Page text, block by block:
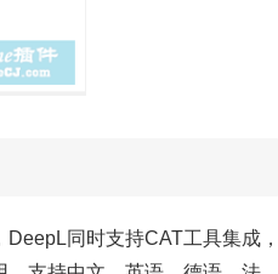
同时支持CAT工具集成，